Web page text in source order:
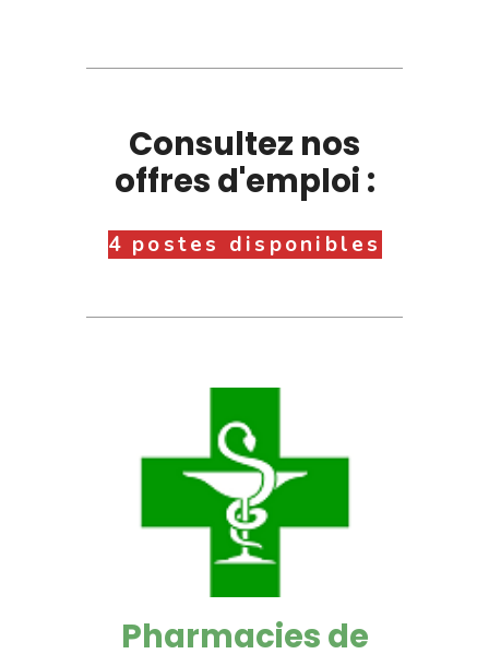
Consultez nos
offres d'emploi :
4 postes disponibles
Pharmacies de